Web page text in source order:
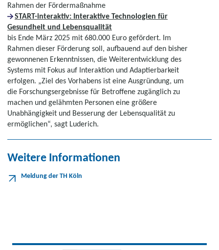
Rahmen der Fördermaßnahme
START-interaktiv: Interaktive Technologien für
Gesundheit und Lebensqualität
bis Ende März 2025 mit 680.000 Euro gefördert. Im
Rahmen dieser Förderung soll, aufbauend auf den bisher
gewonnenen Erkenntnissen, die Weiterentwicklung des
Systems mit Fokus auf Interaktion und Adaptierbarkeit
erfolgen. „Ziel des Vorhabens ist eine Ausgründung, um
die Forschungsergebnisse für Betroffene zugänglich zu
machen und gelähmten Personen eine größere
Unabhängigkeit und Besserung der Lebensqualität zu
ermöglichen“, sagt Luderich.
Weitere Informationen
Meldung der TH Köln